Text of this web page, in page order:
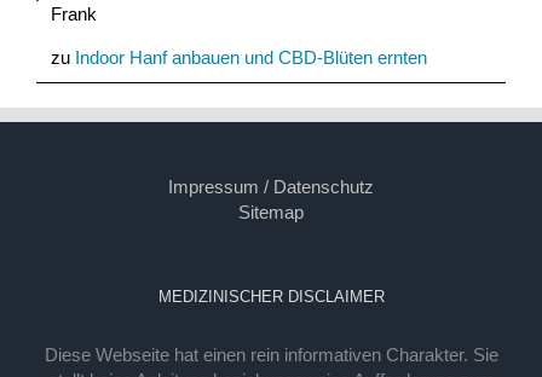
Frank
zu Indoor Hanf anbauen und CBD-Blüten ernten
Impressum / Datenschutz
Sitemap
MEDIZINISCHER DISCLAIMER
Diese Webseite hat einen rein informativen Charakter. Sie